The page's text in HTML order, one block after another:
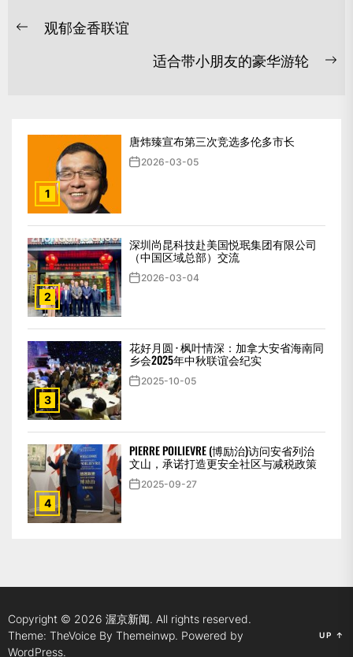
文
Previous
观郁金香联谊
适合带小朋友的豪华游轮
1
唐炜臻宣布第三次竞选多伦多市长
2026-03-05
2
深圳尚昆科技赴美国悦珉集团有限公司
（中国区域总部）交流
2026-03-04
3
花好月圆 · 枫叶情深：加拿大安省海南同
乡会2025年中秋联谊会纪实
2025-10-05
4
PIERRE POILIEVRE (博励治)访问安省列治
文山，承诺打造更安全社区与减税政策
2025-09-27
Copyright © 2026 渥京新闻. All rights reserved.
Theme: TheVoice By Themeinwp. Powered by
WordPress.
UP ↑